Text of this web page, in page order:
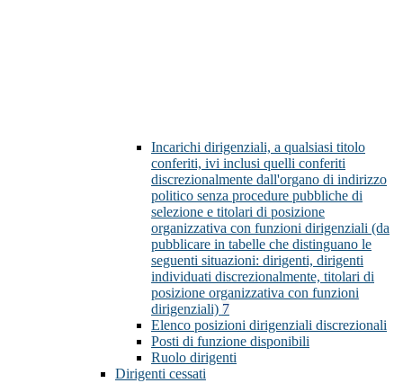
Incarichi dirigenziali, a qualsiasi titolo
conferiti, ivi inclusi quelli conferiti
discrezionalmente dall'organo di indirizzo
politico senza procedure pubbliche di
selezione e titolari di posizione
organizzativa con funzioni dirigenziali (da
pubblicare in tabelle che distinguano le
seguenti situazioni: dirigenti, dirigenti
individuati discrezionalmente, titolari di
posizione organizzativa con funzioni
dirigenziali) 7
Elenco posizioni dirigenziali discrezionali
Posti di funzione disponibili
Ruolo dirigenti
Dirigenti cessati